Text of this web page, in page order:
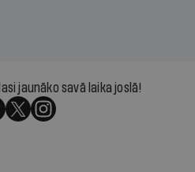
jaunāko savā laika joslā!